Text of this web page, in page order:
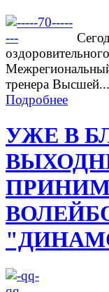
тренера Высшей...
Подробнее
УЖЕ В